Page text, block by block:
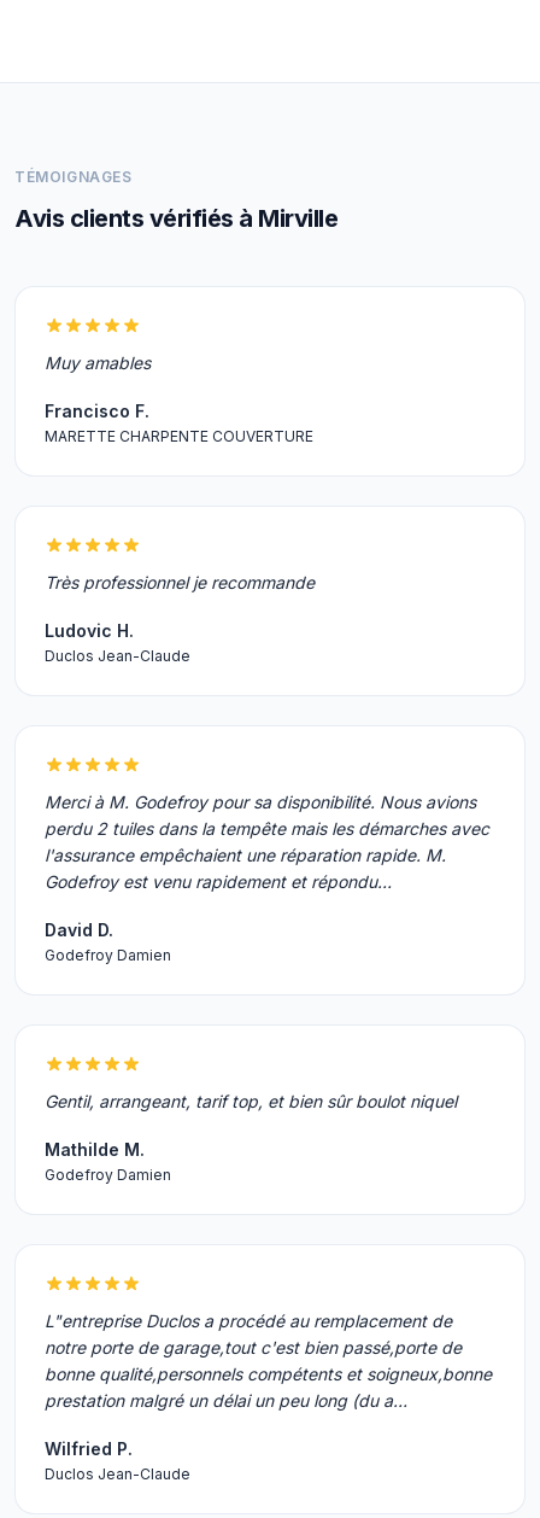
TÉMOIGNAGES
Avis clients vérifiés à Mirville
Muy amables
Francisco F.
MARETTE CHARPENTE COUVERTURE
Très professionnel je recommande
Ludovic H.
Duclos Jean-Claude
Merci à M. Godefroy pour sa disponibilité. Nous avions
perdu 2 tuiles dans la tempête mais les démarches avec
l'assurance empêchaient une réparation rapide. M.
Godefroy est venu rapidement et répondu…
David D.
Godefroy Damien
Gentil, arrangeant, tarif top, et bien sûr boulot niquel
Mathilde M.
Godefroy Damien
L"entreprise Duclos a procédé au remplacement de
notre porte de garage,tout c'est bien passé,porte de
bonne qualité,personnels compétents et soigneux,bonne
prestation malgré un délai un peu long (du a…
Wilfried P.
Duclos Jean-Claude